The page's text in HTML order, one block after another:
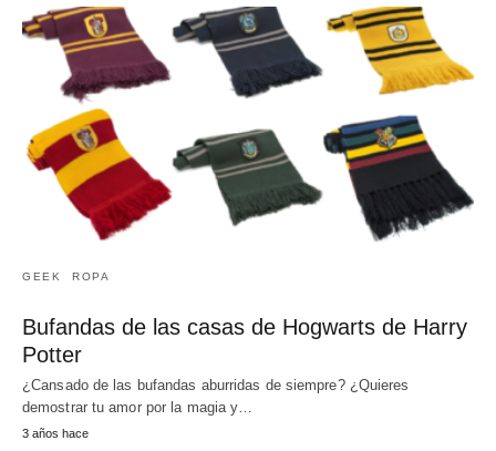
GEEK ROPA
Bufandas de las casas de Hogwarts de Harry
Potter
¿Cansado de las bufandas aburridas de siempre? ¿Quieres
demostrar tu amor por la magia y…
3 años hace